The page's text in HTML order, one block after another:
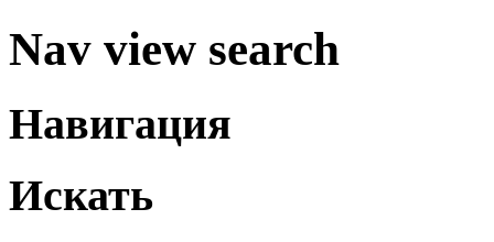
Nav view search
Навигация
Искать